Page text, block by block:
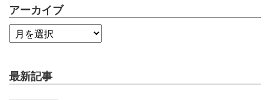
アーカイブ
最新記事